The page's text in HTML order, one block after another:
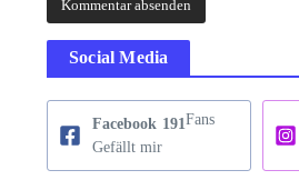
Social Media
Facebook 191Fans
Gefällt mir